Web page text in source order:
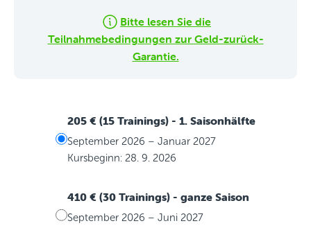
Bitte lesen Sie die
Teilnahmebedingungen zur Geld-zurück-
Garantie.
205 € (15 Trainings) - 1. Saisonhälfte
September 2026 – Januar 2027
Kursbeginn: 28. 9. 2026
410 € (30 Trainings) - ganze Saison
September 2026 – Juni 2027